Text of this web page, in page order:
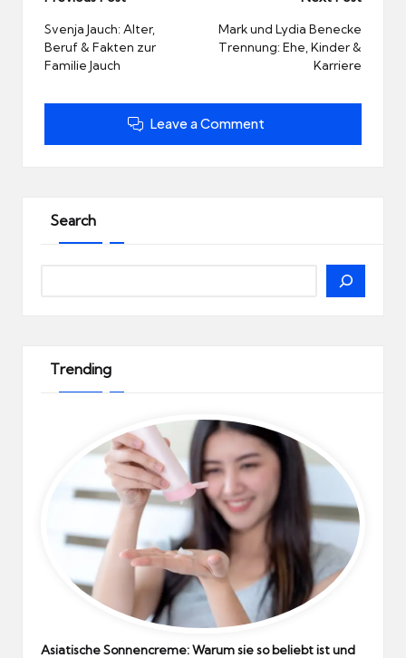
navigation
Svenja Jauch: Alter,
Beruf & Fakten zur
Familie Jauch
Mark und Lydia Benecke
Trennung: Ehe, Kinder &
Karriere
Leave a Comment
Search
Trending
Asiatische Sonnencreme: Warum sie so beliebt ist und